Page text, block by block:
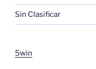
Sin Clasificar
5win